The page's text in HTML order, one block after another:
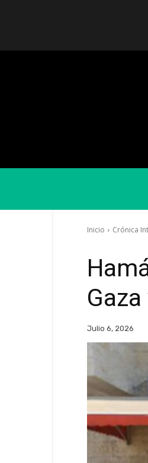
Inicio Crónica
Julio 6, 2026